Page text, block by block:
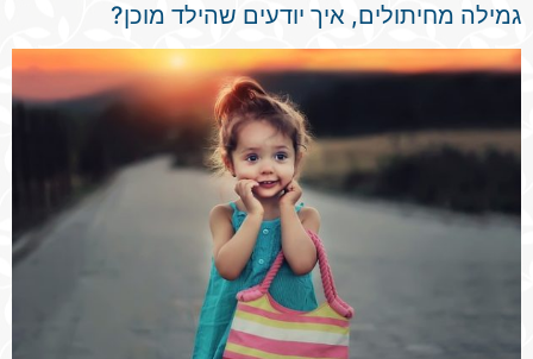
גמילה מחיתולים, איך יודעים שהילד מוכן?